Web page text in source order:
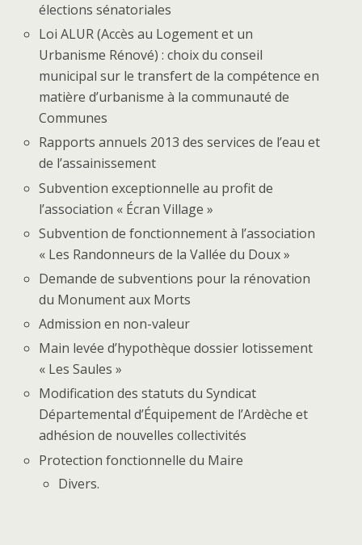
élections sénatoriales
Loi ALUR (Accès au Logement et un
Urbanisme Rénové) : choix du conseil
municipal sur le transfert de la compétence en
matière d’urbanisme à la communauté de
Communes
Rapports annuels 2013 des services de l’eau et
de l’assainissement
Subvention exceptionnelle au profit de
l’association « Écran Village »
Subvention de fonctionnement à l’association
« Les Randonneurs de la Vallée du Doux »
Demande de subventions pour la rénovation
du Monument aux Morts
Admission en non-valeur
Main levée d’hypothèque dossier lotissement
« Les Saules »
Modification des statuts du Syndicat
Départemental d’Équipement de l’Ardèche et
adhésion de nouvelles collectivités
Protection fonctionnelle du Maire
Divers.